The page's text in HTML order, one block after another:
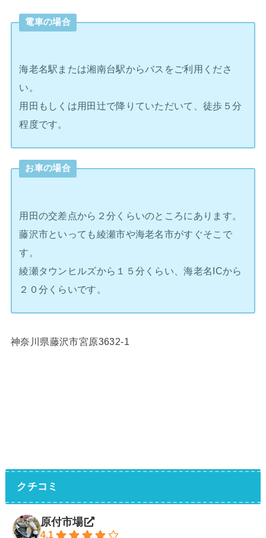
電車の場合
海老名駅または湘南台駅からバスをご利用くださ
い。
用田もしくは用田辻で降りていただいて、徒歩５分
程度です。
お車の場合
用田の交差点から２分くらいのところにあります。
藤沢市といっても綾瀬市や海老名市がすぐそこで
す。
綾瀬タウンヒルズから１５分くらい、海老名ICから
２０分くらいです。
神奈川県藤沢市宮原3632-1
クチコミ
原付市場
4.1